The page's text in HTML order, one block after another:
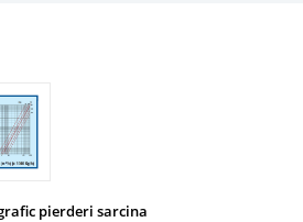
pierderi sarcina